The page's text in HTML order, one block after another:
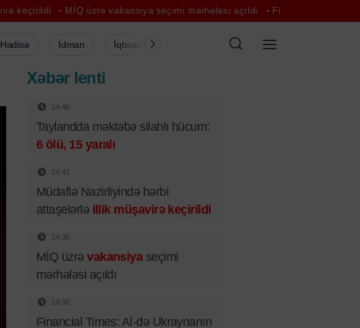
MİQ üzrə vakansiya seçimi mərhələsi açıldı Financial Times: Aİ-də
Hadisə İdman İqtisadiyyat Şou-biznes Müsahibə
Xəbər lenti
14:46
Taylandda məktəbə silahlı hücum:
6 ölü, 15 yaralı
14:41
Müdafiə Nazirliyində hərbi
attaşelərlə illik müşavirə keçirildi
14:35
MİQ üzrəvakansiyaseçimi
mərhələsi açıldı
14:30
Financial Times: Aİ-də Ukraynanın